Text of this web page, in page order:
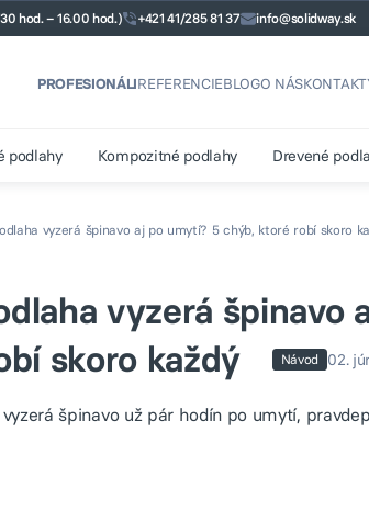
hod. – 16.00 hod.) +421 41/285 81 37 info@solidway.sk
PROFESIONÁLIREFERENCIEBLOGO NÁS
podlahy Kompozitné podlahy Drevené
vyzerá špinavo aj po umytí? 5 chýb, ktoré robí skoro
vyzerá špinavo
skoro každý
Návod 02.
špinavo už pár hodín po umytí,